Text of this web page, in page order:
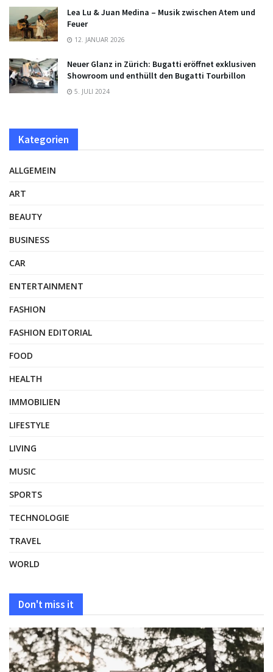
Lea Lu & Juan Medina – Musik zwischen Atem und
Feuer
12. JANUAR 2026
Neuer Glanz in Zürich: Bugatti eröffnet exklusiven
Showroom und enthüllt den Bugatti Tourbillon
5. JULI 2024
Kategorien
ALLGEMEIN
ART
BEAUTY
BUSINESS
CAR
ENTERTAINMENT
FASHION
FASHION EDITORIAL
FOOD
HEALTH
IMMOBILIEN
LIFESTYLE
LIVING
MUSIC
SPORTS
TECHNOLOGIE
TRAVEL
WORLD
Don't miss it